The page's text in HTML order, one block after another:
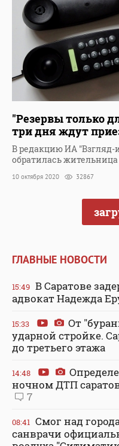
"Резервы только
три дня ждут
В редакцию ИА "Взгляд-
обратилась жительница
10 октября 2020 32867
ГЛАВНЫЕ НОВОСТИ
15:49 В Саратове
адвокат Надежда
15:33
От
ударной стройке.
до третьего этажа
14:48
ночном ДТП
7
08:41 Смог над
санврачи